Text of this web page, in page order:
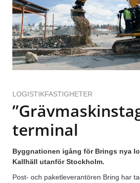
LOGISTIKFASTIGHETER
terminal
Byggnationen igång för Brings nya
Kallhäll utanför Stockholm.
Post- och paketleverantören Bring har